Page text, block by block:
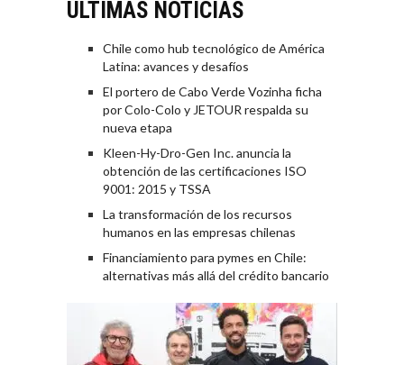
ÚLTIMAS NOTICIAS
Chile como hub tecnológico de América
Latina: avances y desafíos
El portero de Cabo Verde Vozinha ficha
por Colo-Colo y JETOUR respalda su
nueva etapa
Kleen-Hy-Dro-Gen Inc. anuncia la
obtención de las certificaciones ISO
9001: 2015 y TSSA
La transformación de los recursos
humanos en las empresas chilenas
Financiamiento para pymes en Chile:
alternativas más allá del crédito bancario